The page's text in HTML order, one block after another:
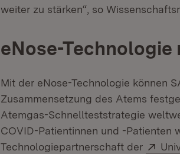
weiter zu stärken“, so
eNose-Technologie
Mit der eNose-Technologie können
Zusammensetzung des Atems
Atemgas-Schnellteststrategie
COVID-Patientinnen und -Patienten
Technologiepartnerschaft der